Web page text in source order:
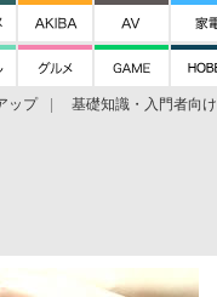
ップ 基礎知識・入門者向け